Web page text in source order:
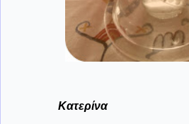
Κατερίνα